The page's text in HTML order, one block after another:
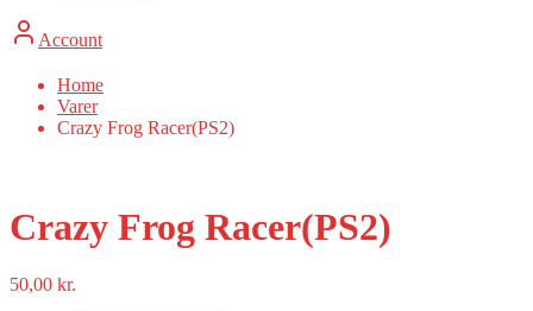
Account
Home
Varer
Crazy Frog Racer(PS2)
Crazy Frog Racer(PS2)
50,00 kr.